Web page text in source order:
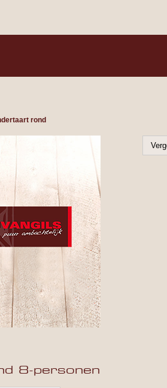
rond
8-personen